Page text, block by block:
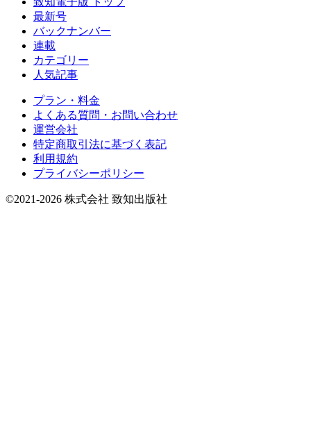
最新号
バックナンバー
連載
カテゴリー
人気記事
プラン・料金
よくある質問・お問い合わせ
運営会社
特定商取引法に基づく表記
利用規約
プライバシーポリシー
©2021-2026 株式会社 致知出版社